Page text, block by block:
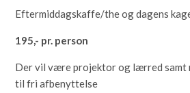
Eftermiddagskaffe/the og dagens
195,- pr. person
Der vil være projektor og lærred samt
til fri afbenyttelse